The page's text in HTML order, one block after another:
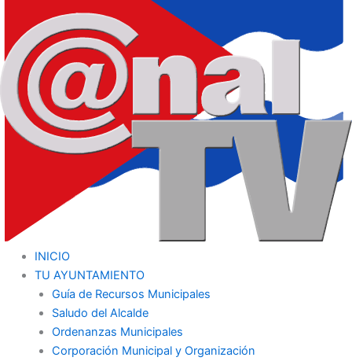
INICIO
TU AYUNTAMIENTO
Guía de Recursos Municipales
Saludo del Alcalde
Ordenanzas Municipales
Corporación Municipal y Organización